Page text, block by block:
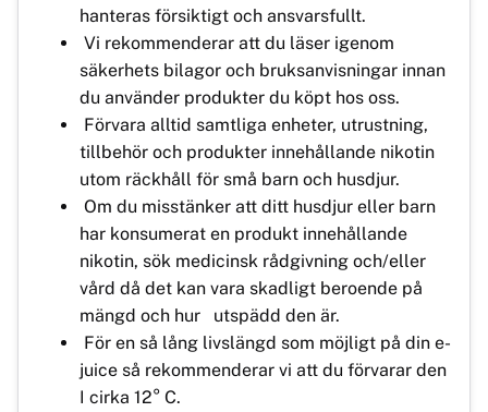
hanteras försiktigt och ansvarsfullt.
Vi rekommenderar att du läser igenom
säkerhets bilagor och bruksanvisningar innan
du använder produkter du köpt hos oss.
Förvara alltid samtliga enheter, utrustning,
tillbehör och produkter innehållande nikotin
utom räckhåll för små barn och husdjur.
Om du misstänker att ditt husdjur eller barn
har konsumerat en produkt innehållande
nikotin, sök medicinsk rådgivning och/eller
vård då det kan vara skadligt beroende på
mängd och hur utspädd den är.
För en så lång livslängd som möjligt på din e-
juice så rekommenderar vi att du förvarar den
I cirka 12° C.